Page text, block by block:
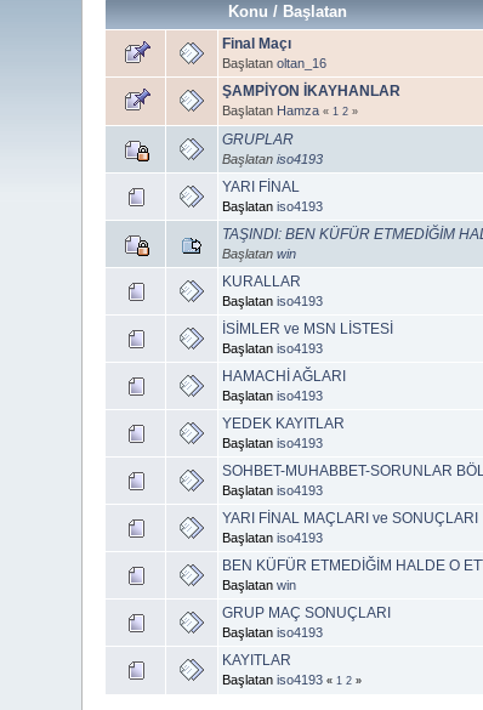
Konu /Başlatan
Final Maçı
Başlatanoltan_16
ŞAMPİYON İKAYHANLAR
Başlatan Hamza « 1 2 »
GRUPLAR
Başlataniso4193
YARI FİNAL
Başlataniso4193
TAŞINDI: BEN KÜFÜR ETMEDİĞİM
Başlatanwin
KURALLAR
Başlataniso4193
İSİMLER ve MSN LİSTESİ
Başlataniso4193
HAMACHİ AĞLARI
Başlataniso4193
YEDEK KAYITLAR
Başlataniso4193
SOHBET-MUHABBET-SORUNLAR
Başlataniso4193
YARI FİNAL MAÇLARI ve SONUÇLARI
Başlataniso4193
BEN KÜFÜR ETMEDİĞİM HALDE O
Başlatanwin
GRUP MAÇ SONUÇLARI
Başlataniso4193
KAYITLAR
Başlataniso4193 « 1 2 »